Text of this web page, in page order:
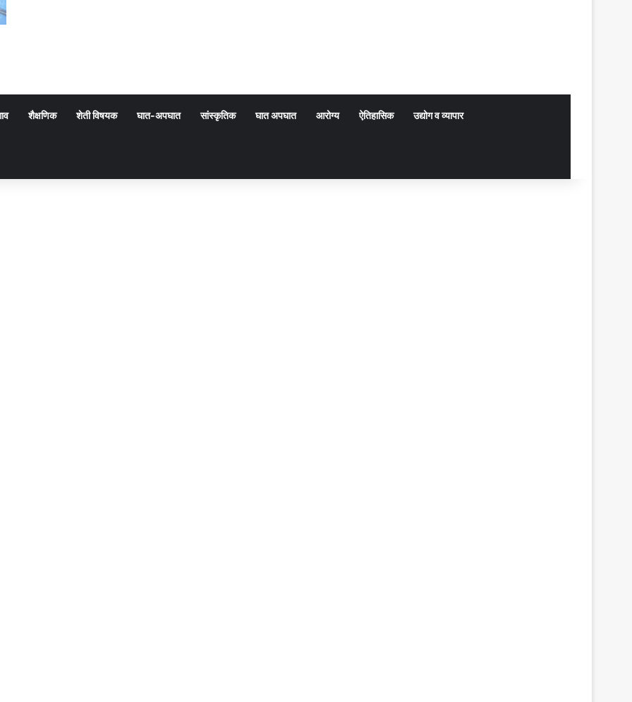
शैक्षणिक शेती विषयक घात-अपघात सांस्कृतिक घात अपघात आरोग्य ऐतिहासिक उद्योग व व्यापार